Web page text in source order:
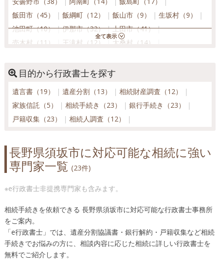
飯田市（45）
飯綱町（12） 飯山市（9）
生坂村（9）
池田町（10）
伊那市（32）
上田市（41）
売木村（11）
王滝村（12）
大桑村（14）
小川村（11）
小谷村（9）
小布施町（11）
木島平村（8）
木曽町（11）
木祖村（13）
北相木村（13）
小海町（14）
駒ヶ根市（17）
小諸市（20）
栄村（11） 坂城町（10）
下條村（13）
下諏訪町（23）
須坂市（23）
諏訪市（30）
喬木村（15）
茅野市（32）
天龍村（12）
東御市（16）
豊丘村（15）
中川村（13）
中野市（17）
長野市（94）
根羽村（12）
野沢温泉村（8）
白馬村（12）
原村（14）
平谷村（12）
富士見町（18）
松川村（13）
目的から行政書士を探す
遺言書（19） 遺産分割（13）
相続財産調査（12）
家族信託（5）
相続手続き（23）
銀行手続き（23）
戸籍収集（23）
相続人調査（12）
長野県須坂市に対応可能な相続に強い
専門家一覧 (23件)
※e行政書士非提携専門家も含みます。
相続手続きを依頼できる 長野県須坂市に対応可能な行政書士事務所
をご案内。
「e行政書士」では、遺産分割協議書・銀行解約・戸籍収集など相続
手続きでお悩みの方に、相談内容に応じた相続に詳しい行政書士を
無料でご紹介します。